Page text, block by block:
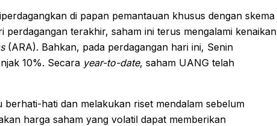
di papan pemantauan khusus dengan skema
perdagangan terakhir, saham ini terus mengalami kenaikan
(ARA). Bahkan, pada perdagangan hari ini, Senin
10%. Secara year-to-date, saham UANG telah
hati dan melakukan riset mendalam sebelum
harga saham yang volatil dapat memberikan